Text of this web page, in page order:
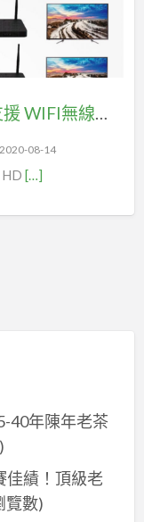
HDMI訊號無線 WIFI傳輸器支援 WIFI無線傳輸 HDMI+IR訊號，最長可達 200米(型號CH2000W)
2020-08-14
[…]
40年陳年老茶
佳績！頂級老
覽數)